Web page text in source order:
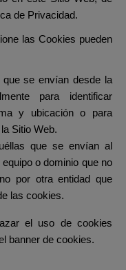
de Privacidad.
las Cookies pueden
se envían desde la
para identificar
y ubicación o para
Sitio Web.
que se envían al
o dominio que no
por otra entidad que
las cookies.
el uso de cookies
banner de cookies.